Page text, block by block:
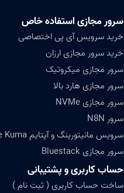
سرور مجازی استفاده خاص
خرید سرویس آی پی اختصاصی
خرید سرور مجازی ارزان
سرور مجازی میکروتیک
سرور مجازی هارد بالا
سرور مجازی NVMe
سرور N8N
سرویس مانیتورینگ و آپتایم Uptime Kuma
سرور مجازی Bluestack
حساب کاربری و پشتیبانی
ساخت حساب کاربری ( ثبت نام )